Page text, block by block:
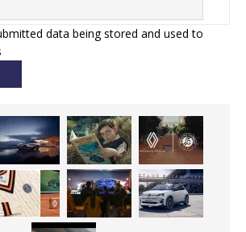
data being stored and used to